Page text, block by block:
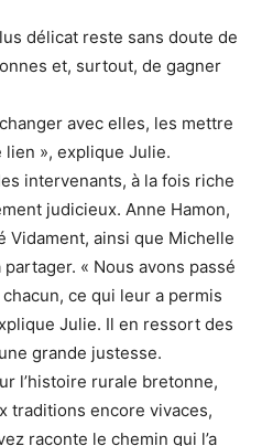
délicat reste sans doute de
et, surtout, de gagner
avec elles, les mettre
lien », explique Julie.
intervenants, à la fois riche
judicieux. Anne Hamon,
Vidament, ainsi que Michelle
« Nous avons passé
ce qui leur a permis
Julie. Il en ressort des
grande justesse.
l’histoire rurale bretonne,
traditions encore vivaces,
raconte le chemin qui l’a